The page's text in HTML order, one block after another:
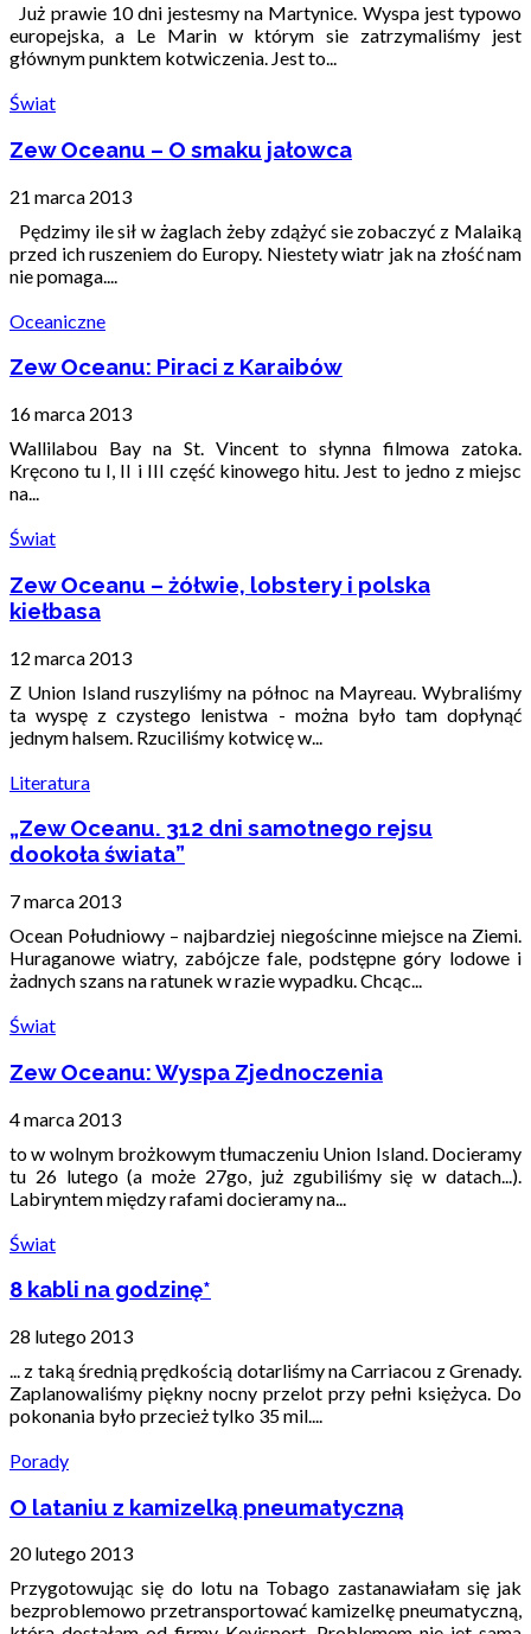
Już prawie 10 dni jestesmy na Martynice. Wyspa jest typowo
europejska, a Le Marin w którym sie zatrzymaliśmy jest
głównym punktem kotwiczenia. Jest to...
Świat
Zew Oceanu – O smaku jałowca
21 marca 2013
Pędzimy ile sił w żaglach żeby zdążyć sie zobaczyć z Malaiką
przed ich ruszeniem do Europy. Niestety wiatr jak na złość nam
nie pomaga....
Oceaniczne
Zew Oceanu: Piraci z Karaibów
16 marca 2013
Wallilabou Bay na St. Vincent to słynna filmowa zatoka.
Kręcono tu I, II i III część kinowego hitu. Jest to jedno z miejsc
na...
Świat
Zew Oceanu – żółwie, lobstery i polska
kiełbasa
12 marca 2013
Z Union Island ruszyliśmy na północ na Mayreau. Wybraliśmy
ta wyspę z czystego lenistwa - można było tam dopłynąć
jednym halsem. Rzuciliśmy kotwicę w...
Literatura
„Zew Oceanu. 312 dni samotnego rejsu
dookoła świata”
7 marca 2013
Ocean Południowy – najbardziej niegościnne miejsce na Ziemi.
Huraganowe wiatry, zabójcze fale, podstępne góry lodowe i
żadnych szans na ratunek w razie wypadku. Chcąc...
Świat
Zew Oceanu: Wyspa Zjednoczenia
4 marca 2013
to w wolnym brożkowym tłumaczeniu Union Island. Docieramy
tu 26 lutego (a może 27go, już zgubiliśmy się w datach...).
Labiryntem między rafami docieramy na...
Świat
8 kabli na godzinę*
28 lutego 2013
... z taką średnią prędkością dotarliśmy na Carriacou z Grenady.
Zaplanowaliśmy piękny nocny przelot przy pełni księżyca. Do
pokonania było przecież tylko 35 mil....
Porady
O lataniu z kamizelką pneumatyczną
20 lutego 2013
Przygotowując się do lotu na Tobago zastanawiałam się jak
bezproblemowo przetransportować kamizelkę pneumatyczną,